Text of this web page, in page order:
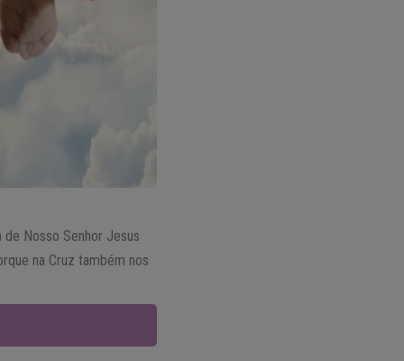
Nosso Senhor Jesus
na Cruz também nos